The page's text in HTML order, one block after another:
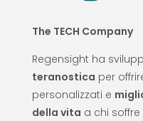
The TECH Company
Regensight ha
teranostica per
personalizzati e
della vita a chi soffre